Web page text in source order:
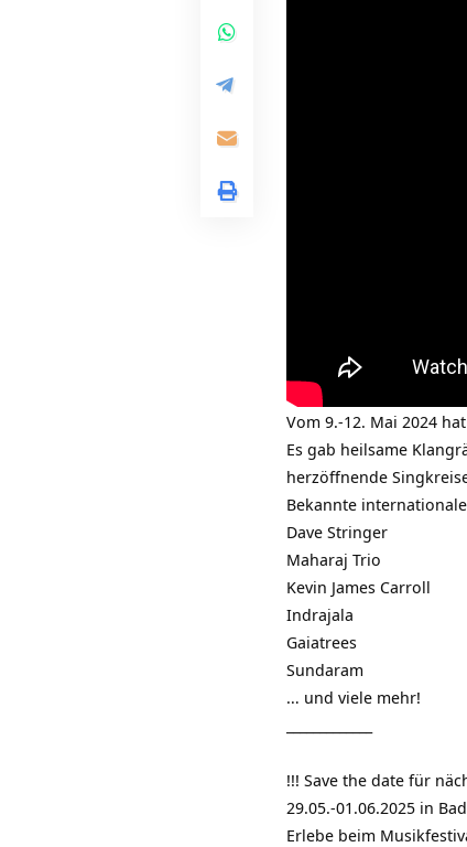
Vom 9.-12. Mai 2024
Es gab heilsame
herzöffnende
Bekannte
Dave Stringer
Maharaj Trio
Kevin James Carroll
Indrajala
Gaiatrees
Sundaram
… und viele mehr!
!!! Save the date für
29.05.-01.06.2025 in
Erlebe beim